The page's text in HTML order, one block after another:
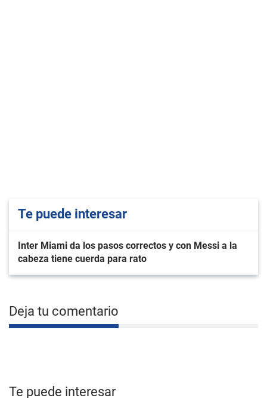
Te puede interesar
Inter Miami da los pasos correctos y con Messi a la
cabeza tiene cuerda para rato
Deja tu comentario
Te puede interesar